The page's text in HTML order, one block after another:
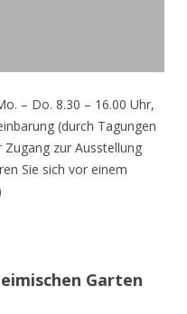
– Do. 8.30 – 16.00 Uhr,
(durch Tagungen
zur Ausstellung
Sie sich vor einem
Garten